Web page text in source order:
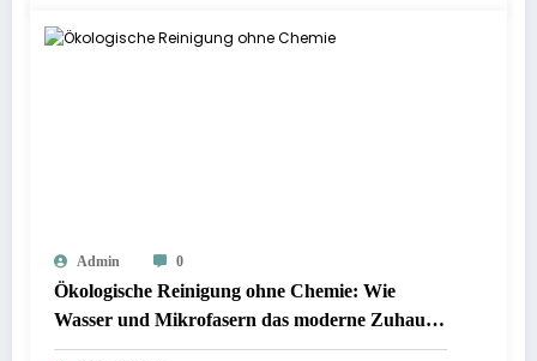
Admin 0
Ökologische Reinigung ohne Chemie: Wie
Wasser und Mikrofasern das moderne Zuhause
neu definieren?